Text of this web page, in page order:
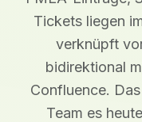
Tickets liegen
verknüpft
bidirektional
Confluence.
Team es